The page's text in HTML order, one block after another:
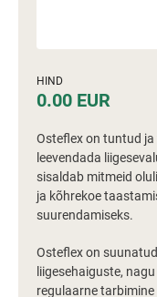
HIND
0.00 EUR
Osteflex on tuntud
leevendada
sisaldab mitmeid
ja kõhrekoe
suurendamiseks.
Osteflex on
liigesehaiguste,
regulaarne